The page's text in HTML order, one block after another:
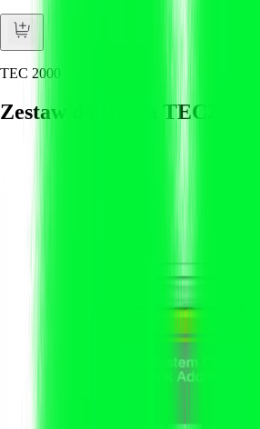
TEC 2000
Zestaw do Diesla TEC2000